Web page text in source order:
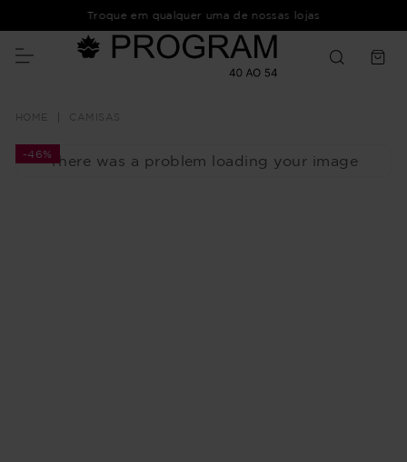
Troque em qualquer uma de nossas lojas
CAMISAS
There was a problem loading your image
-46%